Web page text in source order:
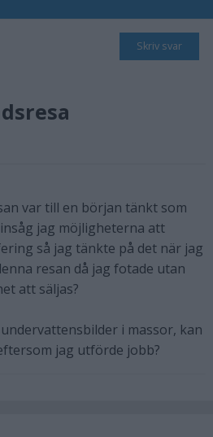
Skriv svar
var till en början tänkt som
jag möjligheterna att
så jag tänkte på det när jag
resan då jag fotade utan
att säljas?
i massor, kan
jag utförde jobb?